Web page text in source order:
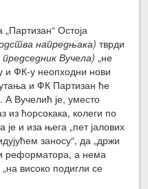
Остоја
напредњака) тврди
председник Вучела) „не
и ФК-у неопходни нови
и ФК Партизан ће
Вучелић је, уместо
из ћорсокака, колеги по
је и иза њега „пет јалових
заносу“, да „држи
реформатора, а нема
високо подигли се